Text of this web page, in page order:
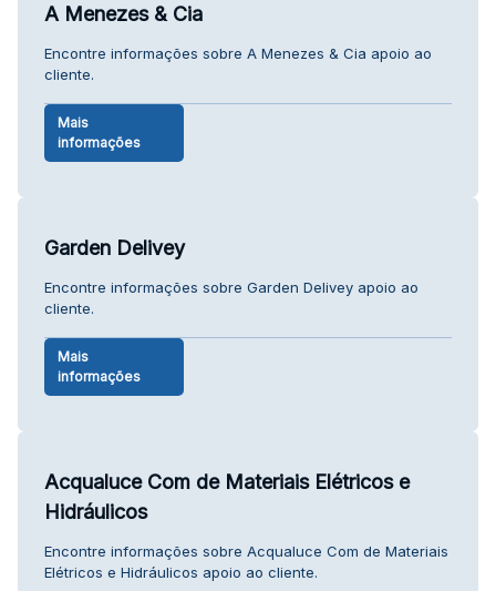
A Menezes & Cia
Encontre informações sobre A Menezes & Cia apoio ao
cliente.
Mais
informações
Garden Delivey
Encontre informações sobre Garden Delivey apoio ao
cliente.
Mais
informações
Acqualuce Com de Materiais Elétricos e
Hidráulicos
Encontre informações sobre Acqualuce Com de Materiais
Elétricos e Hidráulicos apoio ao cliente.